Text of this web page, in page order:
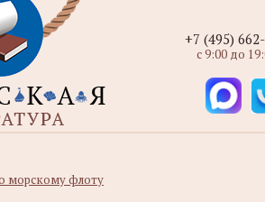
+7 (495)
с 9:00 до
морскому флоту